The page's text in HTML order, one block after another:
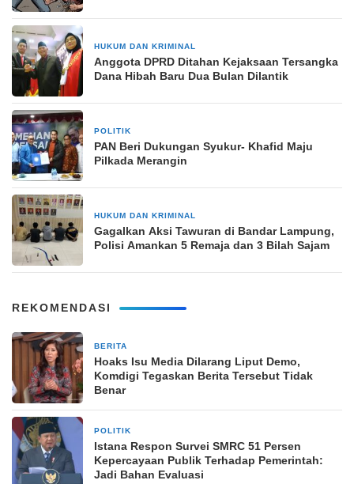
HUKUM DAN KRIMINAL
Anggota DPRD Ditahan Kejaksaan Tersangka
Dana Hibah Baru Dua Bulan Dilantik
POLITIK
PAN Beri Dukungan Syukur- Khafid Maju
Pilkada Merangin
HUKUM DAN KRIMINAL
Gagalkan Aksi Tawuran di Bandar Lampung,
Polisi Amankan 5 Remaja dan 3 Bilah Sajam
REKOMENDASI
BERITA
Hoaks Isu Media Dilarang Liput Demo,
Komdigi Tegaskan Berita Tersebut Tidak
Benar
POLITIK
Istana Respon Survei SMRC 51 Persen
Kepercayaan Publik Terhadap Pemerintah:
Jadi Bahan Evaluasi